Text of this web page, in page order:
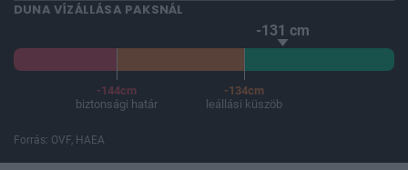
DUNA VÍZÁLLÁSA PAKSNÁL
-131 cm
-144cm
biztonsági határ
-134cm
leállási küszöb
Forrás: OVF, HAEA